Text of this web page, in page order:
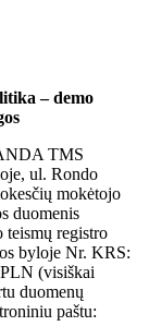
– demo
TMS
ul. Rondo
mokėtojo
duomenis
teismų registro
byloje Nr. KRS:
(visiškai
duomenų
paštu: